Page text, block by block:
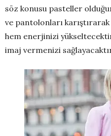
söz konusu pasteller
ve pantolonları
hem enerjinizi
imaj vermenizi